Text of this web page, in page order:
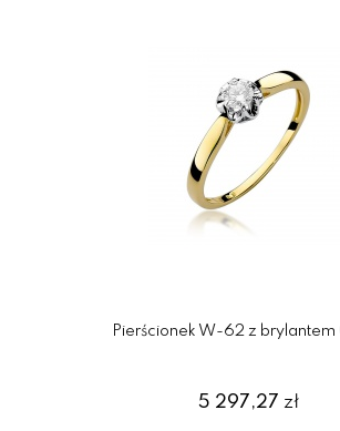
Pierścionek W-62 z brylantem
5 297,27 zł